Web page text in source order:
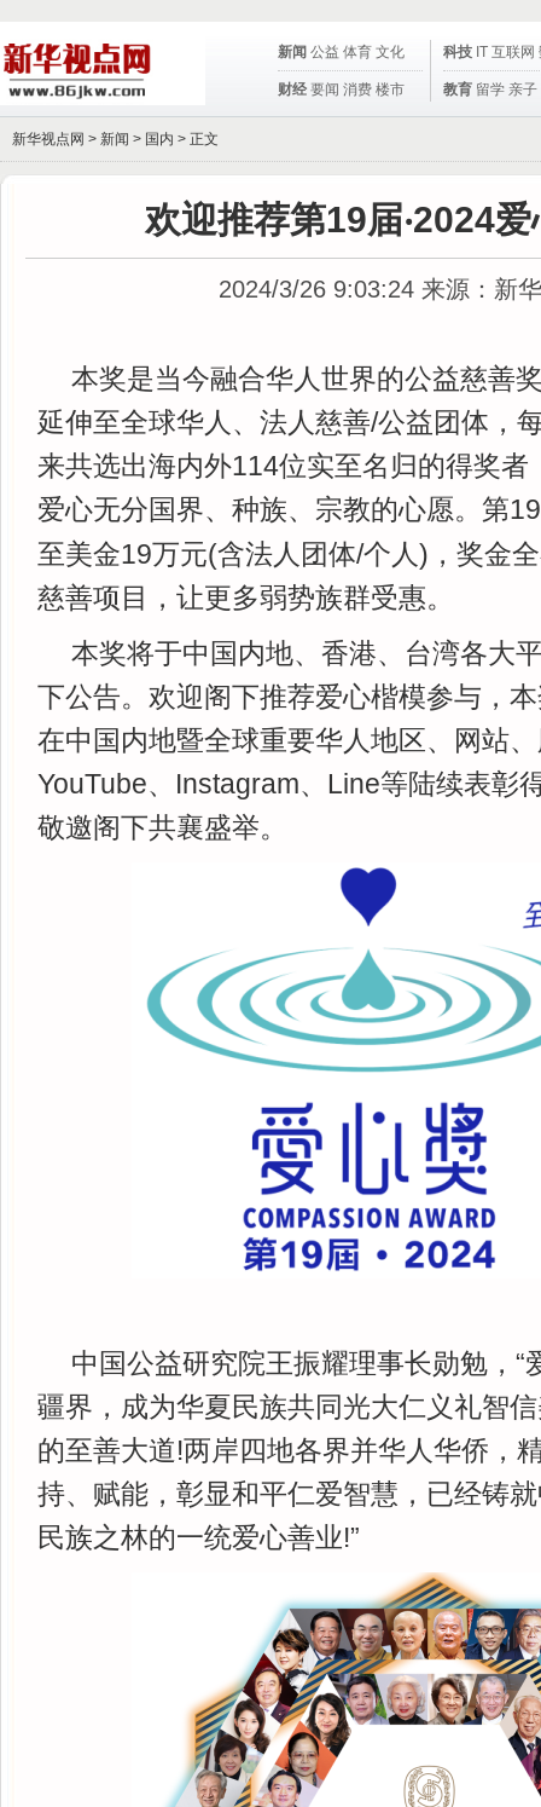
新闻 公益 体育 文化
财经 要闻 消费 楼市
科技 IT 互联网
教育 留学 亲子
新华视点网 > 新闻 > 国内 > 正文
欢迎推荐第19届‧2024
2024/3/26 9:03:24 来源：新
本奖是当今融合华人世界的公益慈善
延伸至全球华人、法人慈善/公益团体，
来共选出海内外114位实至名归的得奖者
爱心无分国界、种族、宗教的心愿。第
至美金19万元(含法人团体/个人)，奖金
慈善项目，让更多弱势族群受惠。
本奖将于中国内地、香港、台湾各大
下公告。欢迎阁下推荐爱心楷模参与，
在中国内地暨全球重要华人地区、网站
YouTube、Instagram、Line等陆续表彰
敬邀阁下共襄盛举。
中国公益研究院王振耀理事长勋勉，“
疆界，成为华夏民族共同光大仁义礼智
的至善大道!两岸四地各界并华人华侨，
持、赋能，彰显和平仁爱智慧，已经铸
民族之林的一统爱心善业!”